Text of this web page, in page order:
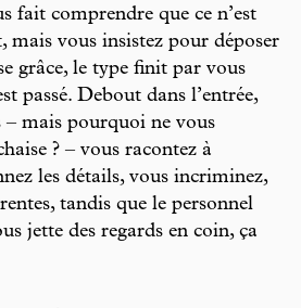
fait comprendre que ce n’est
mais vous insistez pour déposer
grâce, le type finit par vous
passé. Debout dans l’entrée,
– mais pourquoi ne vous
? – vous racontez à
les détails, vous incriminez,
tandis que le personnel
jette des regards en coin, ça